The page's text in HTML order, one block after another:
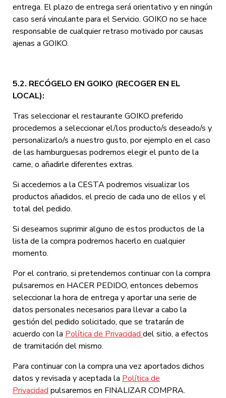
entrega. El plazo de entrega será orientativo y en ningún
caso será vinculante para el Servicio. GOIKO no se hace
responsable de cualquier retraso motivado por causas
ajenas a GOIKO.
5.2. RECÓGELO EN GOIKO (RECOGER EN EL
LOCAL):
Tras seleccionar el restaurante GOIKO preferido
procedemos a seleccionar el/los producto/s deseado/s y
personalizarlo/s a nuestro gusto, por ejemplo en el caso
de las hamburguesas podremos elegir el punto de la
carne, o añadirle diferentes extras.
Si accedemos a la CESTA podremos visualizar los
productos añadidos, el precio de cada uno de ellos y el
total del pedido.
Si deseamos suprimir alguno de estos productos de la
lista de la compra podremos hacerlo en cualquier
momento.
Por el contrario, si pretendemos continuar con la compra
pulsaremos en HACER PEDIDO, entonces debemos
seleccionar la hora de entrega y aportar una serie de
datos personales necesarios para llevar a cabo la
gestión del pedido solicitado, que se tratarán de
acuerdo con la Política de Privacidad del sitio, a efectos
de tramitación del mismo.
Para continuar con la compra una vez aportados dichos
datos y revisada y aceptada la Política de
Privacidad pulsaremos en FINALIZAR COMPRA.